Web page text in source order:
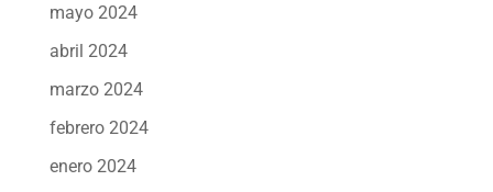
mayo 2024
abril 2024
marzo 2024
febrero 2024
enero 2024